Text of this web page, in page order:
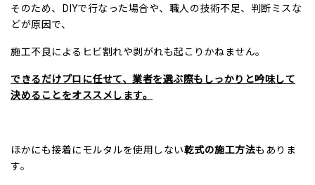
そのため、DIYで行なった場合や、職人の技術不足、判断ミスな
どが原因で、
施工不良によるヒビ割れや剥がれも起こりかねません。
できるだけプロに任せて、業者を選ぶ際もしっかりと吟味して
決めることをオススメします。
ほかにも接着にモルタルを使用しない乾式の施工方法もありま
す。